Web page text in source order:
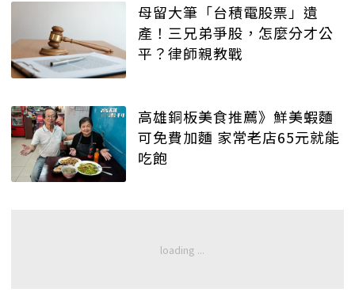
母留大筆「台積電股票」遺
產！三兄弟爭股，怎麼分才公
平？律師親教戰
高雄銅板美食推薦》鮮美蝦麵
可免費加麵 家常老店65元就能
吃飽